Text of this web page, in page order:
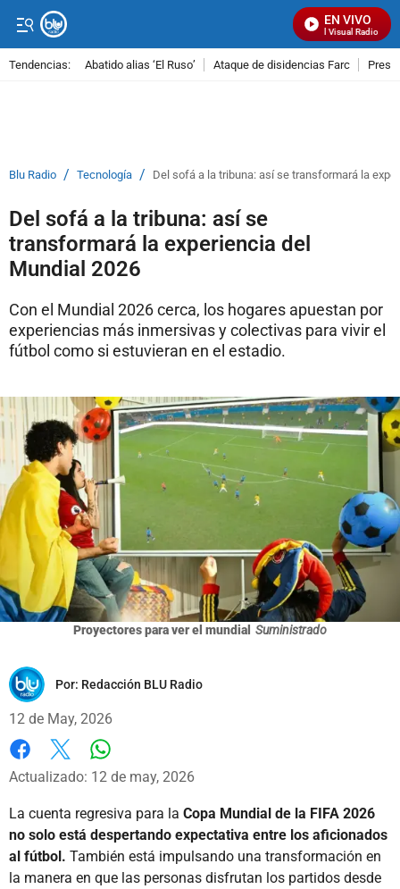
EN VIVO
Señal Visual Radio
Tendencias: Abatido alias ‘El Ruso’ Ataque de disidencias Farc
Blu Radio / Tecnología / Del sofá a la tribuna: así se transformará la
Del sofá a la tribuna: así se
transformará la experiencia del
Mundial 2026
Con el Mundial 2026 cerca, los hogares apuestan por
experiencias más inmersivas y colectivas para vivir el
fútbol como si estuvieran en el estadio.
Proyectores para ver el mundial Suministrado
Por: Redacción BLU Radio
12 de May, 2026
Facebook
X
Actualizado: 12 de may, 2026
La cuenta regresiva para la Copa Mundial de la FIFA 2026
no solo está despertando expectativa entre los aficionados
al fútbol. También está impulsando una transformación en
la manera en que las personas disfrutan los partidos desde